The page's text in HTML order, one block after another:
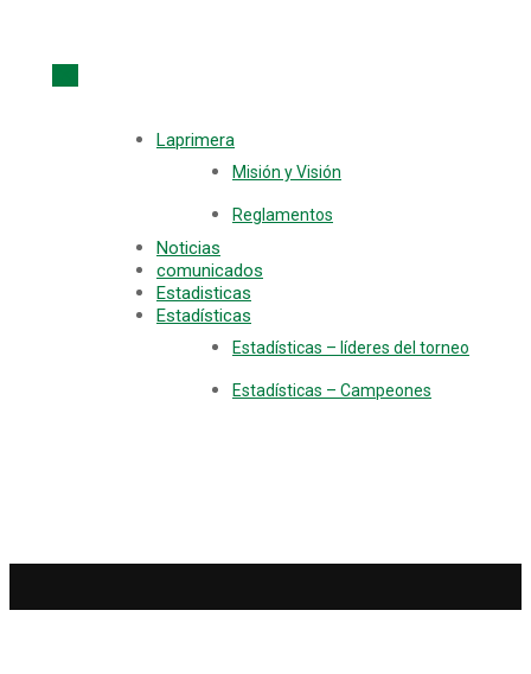
Laprimera
Misión y Visión
Reglamentos
Noticias
comunicados
Estadisticas
Estadísticas
Estadísticas – líderes del torneo
Estadísticas – Campeones